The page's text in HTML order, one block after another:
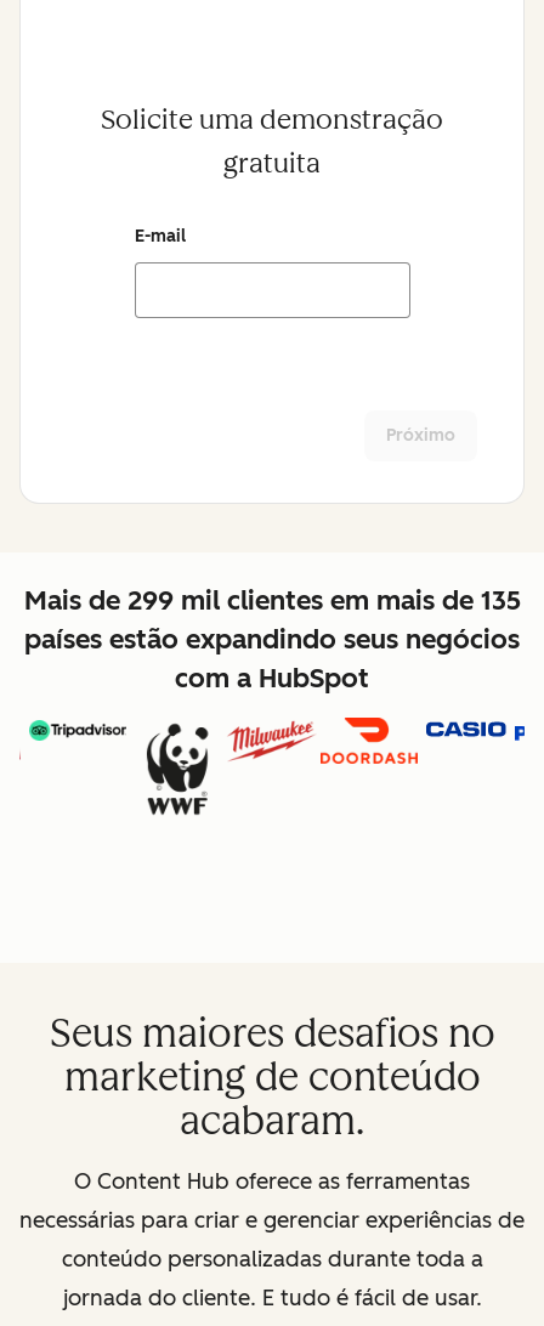
Solicite uma demonstração
gratuita
E-mail
Próximo
Mais de 299 mil clientes em mais de 135
países estão expandindo seus negócios
com a HubSpot
Seus maiores desafios no
marketing de conteúdo
acabaram.
O Content Hub oferece as ferramentas
necessárias para criar e gerenciar experiências de
conteúdo personalizadas durante toda a
jornada do cliente. E tudo é fácil de usar.